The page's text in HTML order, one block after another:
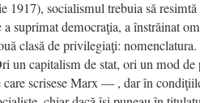
1917), socialismul trebuia să
suprimat democraţia, a înstrăinat
clasă de privilegiaţi:
un capitalism de stat, ori un mod de
scrisese Marx — , dar în